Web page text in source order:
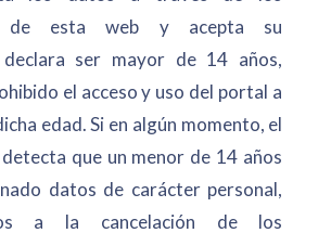
de esta web y acepta su
ser mayor de 14 años,
el acceso y uso del portal a
edad. Si en algún momento, el
detecta que un menor de 14 años
datos de carácter personal,
a la cancelación de los